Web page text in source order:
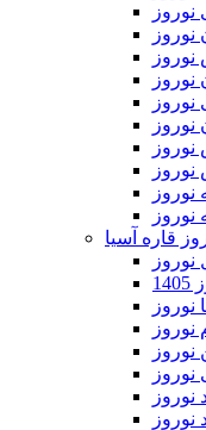
نوروز
نوروز
نوروز
نوروز
نوروز
نوروز
نوروز
نوروز
قاره آسیا
نوروز
نوروز
نوروز
نوروز
نوروز
نوروز
نوروز